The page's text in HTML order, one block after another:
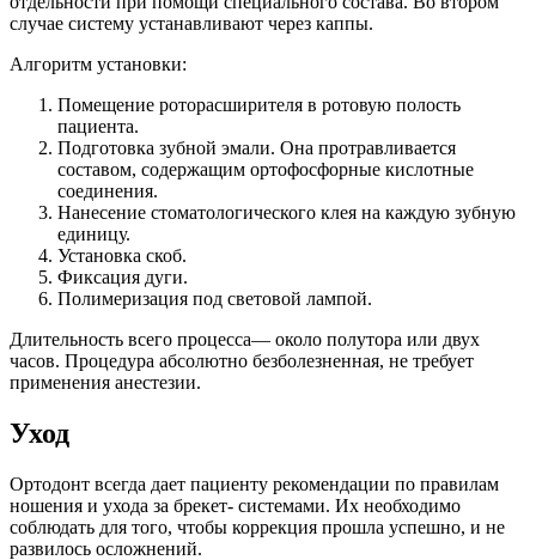
случае систему устанавливают через каппы.
Алгоритм установки:
Помещение роторасширителя в ротовую полость
пациента.
Подготовка зубной эмали. Она протравливается
составом, содержащим ортофосфорные кислотные
соединения.
Нанесение стоматологического клея на каждую зубную
единицу.
Установка скоб.
Фиксация дуги.
Полимеризация под световой лампой.
Длительность всего процесса— около полутора или двух
часов. Процедура абсолютно безболезненная, не требует
применения анестезии.
Уход
Ортодонт всегда дает пациенту рекомендации по правилам
ношения и ухода за брекет- системами. Их необходимо
соблюдать для того, чтобы коррекция прошла успешно, и не
развилось осложнений.